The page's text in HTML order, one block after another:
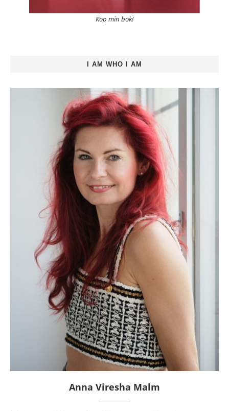
Köp min bok!
I AM WHO I AM
Anna Viresha Malm